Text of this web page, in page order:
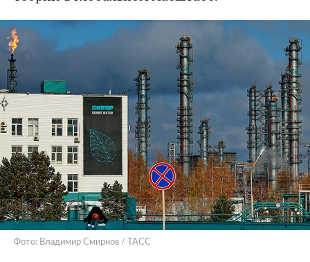
Фото: Владимир Смирнов / ТАСС